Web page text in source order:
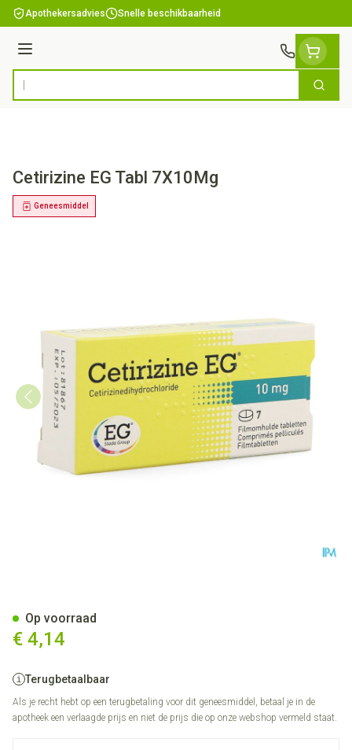
Ga naar de inhoud
Apothekersadvies Snelle beschikbaarheid
Menu
Product, merk, categorie... Zoek
Cetirizine EG Tabl 7X10Mg
Geneesmiddel
€ 4,14
Terugbetaalbaar
Als je recht hebt op een terugbetaling voor dit geneesmiddel, betaal je in de
apotheek een verlaagde prijs en niet de prijs die op onze webshop vermeld staat.
Op voorraad